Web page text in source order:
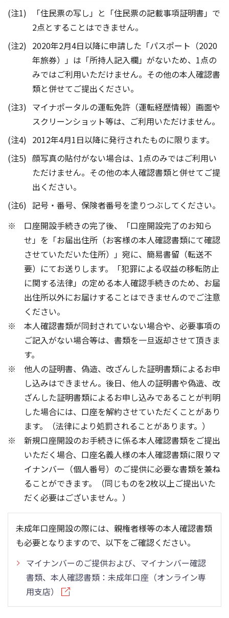
「住民票の写し」と「住民票の記載事項証明書」で
2点とすることはできません。
2020年2月4日以降に申請した「パスポート（2020
年旅券）」は「所持人記入欄」がないため、1点の
みではご利用いただけません。その他の本人確認書
類と併せてご提出ください。
マイナポータルの運転免許（運転経歴情報）画面や
スクリーンショット等は、ご利用いただけません。
2012年4月1日以降に発行されたものに限ります。
顔写真の貼付がない場合は、1点のみではご利用い
ただけません。その他の本人確認書類と併せてご提
出ください。
記号・番号、保険者番号を塗りつぶしてください。
口座開設手続きの完了後、「口座開設完了のお知ら
せ」を「お届出住所（お客様の本人確認書類にて確認
させていただいた住所）」宛に、簡易書留（転送不
要）にてお送りします。「犯罪による収益の移転防止
に関する法律」の定める本人確認手続きのため、お届
出住所以外にお届けすることはできませんのでご注意
ください。
本人確認書類が同封されていない場合や、必要事項の
ご記入がない場合等は、書類を一旦返却させて頂きま
す。
他人の証明書、偽造、改ざんした証明書類によるお申
し込みはできません。後日、他人の証明書や偽造、改
ざんした証明書類によるお申し込みであることが判明
した場合には、口座を解約させていただくことがあり
ます。（法律により処罰されることがあります。）
新規口座開設のお手続きに係る本人確認書類をご提出
いただく場合、口座名義人様の本人確認書類に限りマ
イナンバー（個人番号）のご提供に必要な書類を兼ね
ることができます。（同じものを2枚以上ご提出いた
だく必要はございません。）
未成年口座開設の際には、親権者様等の本人確認書類
も必要となりますので、以下をご確認ください。
マイナンバーのご提供および、マイナンバー確認
書類、本人確認書類：未成年口座（オンライン専
用支店）